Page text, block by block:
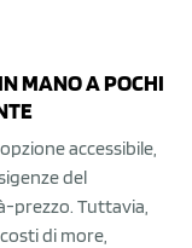
MANO A POCHI
accessibile,
del
prezzo. Tuttavia,
di more,